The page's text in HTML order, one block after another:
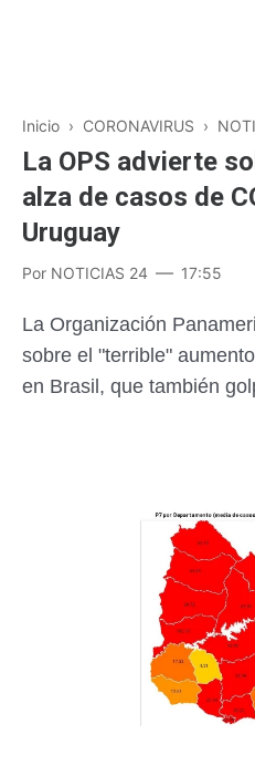
Inicio › CORONAVIRUS ›
La OPS advierte
alza de casos de
Uruguay
Por NOTICIAS 24 17:55
La Organización
sobre el "terrible"
en Brasil, que también